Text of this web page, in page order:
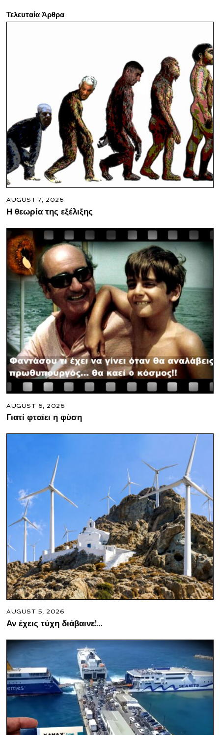
Τελευταία Άρθρα
AUGUST 7, 2026
Η θεωρία της εξέλιξης
AUGUST 6, 2026
Γιατί φταίει η φύση
AUGUST 5, 2026
Αν έχεις τύχη διάβαινε!…